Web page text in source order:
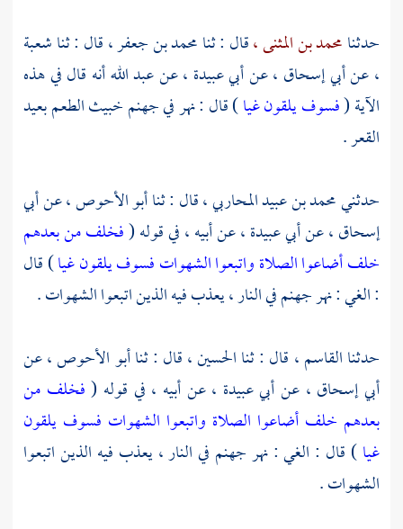
حدثنامحمد بن المثنى ،قال : ثنامحمد بن جعفر ،قال : ثناشعبة
،عنأبي إسحاق ، عنأبي عبيدة ،عنعبد اللهأنه قال في هذه
الآية (فسوف يلقون غيا) قال : نهر في جهنم خبيث الطعم بعيد
القعر .
حدثنيمحمد بن عبيد المحاربي ،قال : ثناأبو الأحوص ،عنأبي
إسحاق ،عنأبي عبيدة ،عن أبيه ، في قوله (فخلف من بعدهم
خلف أضاعوا الصلاة واتبعوا الشهوات فسوف يلقون غيا) قال
: الغي : نهر جهنم في النار ، يعذب فيه الذين اتبعوا الشهوات .
حدثناالقاسم ، قال : ثناالحسين ،قال : ثناأبو الأحوص ،عن
أبي إسحاق ،عنأبي عبيدة ،عن أبيه ، في قوله (فخلف من
بعدهم خلف أضاعوا الصلاة واتبعوا الشهوات فسوف يلقون
غيا) قال : الغي : نهر جهنم في النار ، يعذب فيه الذين اتبعوا
الشهوات .